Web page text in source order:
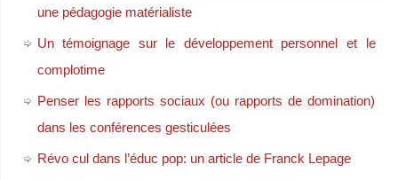
une pédagogie matérialiste
Un témoignage sur le développement personnel et le
complotime
Penser les rapports sociaux (ou rapports de domination)
dans les conférences gesticulées
Révo cul dans l’éduc pop: un article de Franck Lepage